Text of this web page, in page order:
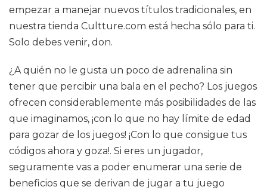
empezar a manejar nuevos títulos tradicionales, en
nuestra tienda Cultture.com está hecha sólo para ti.
Solo debes venir, don.
¿A quién no le gusta un poco de adrenalina sin
tener que percibir una bala en el pecho? Los juegos
ofrecen considerablemente más posibilidades de las
que imaginamos, ¡con lo que no hay límite de edad
para gozar de los juegos! ¡Con lo que consigue tus
códigos ahora y goza!. Si eres un jugador,
seguramente vas a poder enumerar una serie de
beneficios que se derivan de jugar a tu juego